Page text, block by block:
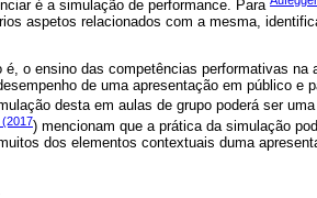
é a simulação de performance. Para
aspetos relacionados com a mesma,
o ensino das competências performativas na
de uma apresentação em público e
desta em aulas de grupo poderá ser
(2017) mencionam que a prática da simulação
dos elementos contextuais duma